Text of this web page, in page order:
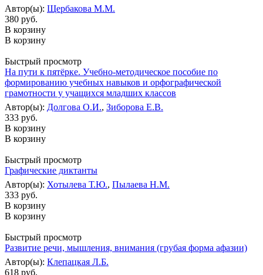
Автор(ы): Щербакова М.М.
380 руб.
В корзину
В корзину
Быстрый просмотр
На пути к пятёрке. Учебно-методическое пособие по
формированию учебных навыков и орфографической
грамотности у учащихся младших классов
Автор(ы): Долгова О.И., Зиборова Е.В.
333 руб.
В корзину
В корзину
Быстрый просмотр
Графические диктанты
Автор(ы): Хотылева Т.Ю., Пылаева Н.М.
333 руб.
В корзину
В корзину
Быстрый просмотр
Развитие речи, мышления, внимания (грубая форма афазии)
Автор(ы): Клепацкая Л.Б.
618 руб.